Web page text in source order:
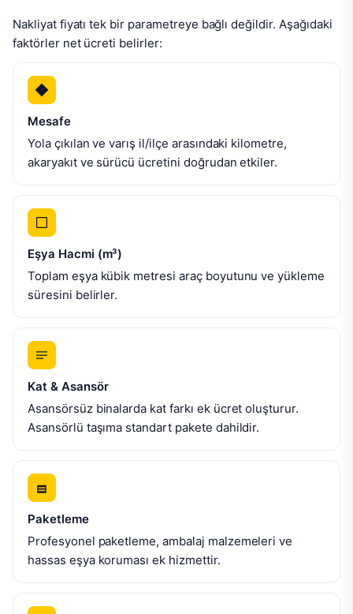
Nakliyat fiyatı tek bir parametreye bağlı değildir. Aşağıdaki
faktörler net ücreti belirler:
Mesafe
Yola çıkılan ve varış il/ilçe arasındaki kilometre,
akaryakıt ve sürücü ücretini doğrudan etkiler.
Eşya Hacmi (m³)
Toplam eşya kübik metresi araç boyutunu ve yükleme
süresini belirler.
Kat & Asansör
Asansörsüz binalarda kat farkı ek ücret oluşturur.
Asansörlü taşıma standart pakete dahildir.
Paketleme
Profesyonel paketleme, ambalaj malzemeleri ve
hassas eşya koruması ek hizmettir.